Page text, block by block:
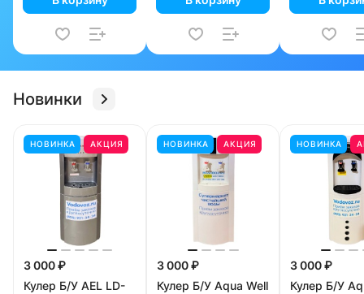
Новинки
НОВИНКА АКЦИЯ
3 000 ₽
Кулер Б/У AEL LD-
НОВИНКА АКЦИЯ
3 000 ₽
Кулер Б/У Aqua Well
НОВИНКА
3 000 ₽
Кулер Б/У